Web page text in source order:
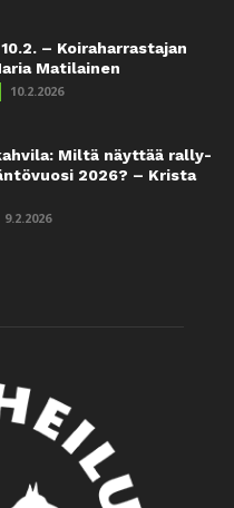
– Koiraharrastajan
Matilainen
10.2.2026
Miltä näyttää rally-
2026? – Krista
9.2.2026